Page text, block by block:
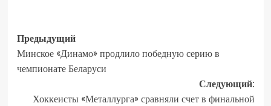
Предыдущий
Минское «Динамо» продлило победную серию в
чемпионате Беларуси
Следующий:
Хоккеисты «Металлурга» сравняли счет в финальной